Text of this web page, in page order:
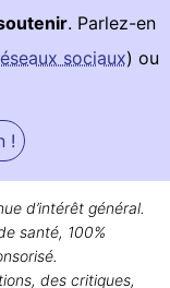
. Parlez-en
sociaux) ou
!
d’intérêt général.
santé, 100%
des critiques,